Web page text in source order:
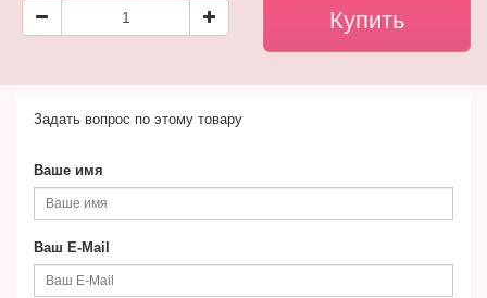
Задать вопрос по этому товару
Ваше имя
Ваш E-Mail